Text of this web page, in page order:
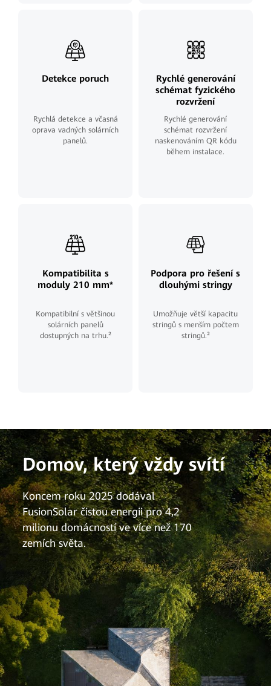
Detekce poruch
Rychlá detekce a včasná
oprava vadných solárních
panelů.
Rychlé generování
schémat fyzického
rozvržení
Rychlé generování
schémat rozvržení
naskenováním QR kódu
během instalace.
Kompatibilita s
moduly 210 mm*
Kompatibilní s většinou
solárních panelů
dostupných na trhu.²
Podpora pro řešení s
dlouhými stringy
Umožňuje větší kapacitu
stringů s menším počtem
stringů.²
Domov, který vždy svítí
Koncem roku 2025 dodával
FusionSolar čistou energii pro 4,2
milionu domácností ve více než 170
zemích světa.